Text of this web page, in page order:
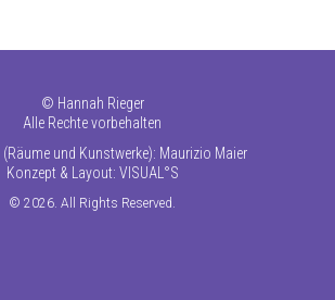
© Hannah Rieger
Alle Rechte vorbehalten
und Kunstwerke): Maurizio Maier
Konzept & Layout: VISUAL°S
© 2026. All Rights Reserved.